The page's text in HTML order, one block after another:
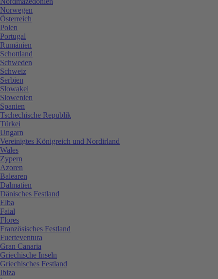
Norwegen
Österreich
Polen
Portugal
Rumänien
Schottland
Schweden
Schweiz
Serbien
Slowakei
Slowenien
Spanien
Tschechische Republik
Türkei
Ungarn
Vereinigtes Königreich und Nordirland
Wales
Zypern
Azoren
Balearen
Dalmatien
Dänisches Festland
Elba
Faial
Flores
Französisches Festland
Fuerteventura
Gran Canaria
Griechische Inseln
Griechisches Festland
Ibiza